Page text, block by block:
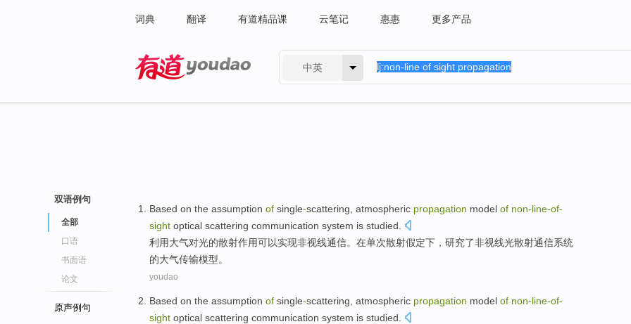
词典 翻译 有道精品课 云笔记 惠惠 更多产品
中英
双语例句
全部
口语
书面语
论文
原声例句
Based on the assumption of single-scattering atmospheric propagation model of non-line-of-
sight optical scattering communication system is studied
利用大气对光的散射作用可以实现非视线通信。 在单次散射假定下，研究了非视线光散射通信系统
的大气传输模型。
youdao
Based on the assumption of single-scattering atmospheric propagation model of non-line-of-
sight optical scattering communication system is studied